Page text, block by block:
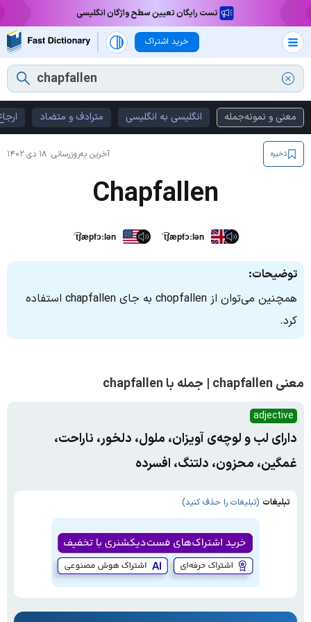
تست رایگان تعیین سطح واژگان انگلیسی
خرید اشتراک
معنی و نمونه‌جمله انگلیسی به انگلیسی مترادف و متضاد
آخرین به‌روزرسانی: ۱۸ دی ۱۴۰۲ ذخیره
Chapfallen
ˈt͡ʃæpfɔːlən ˈt͡ʃæpfɔːlən
توضیحات:
همچنین می‌توان از chopfallen به‌ جای chapfallen استفاده
کرد.
معنی chapfallen | جمله با chapfallen
adjective
دارای لب و لوچه‌ی آویزان، ملول، دلخور، ناراحت،
غمگین، محزون، دلتنگ، افسرده
تبلیغات (تبلیغات را حذف کنید)